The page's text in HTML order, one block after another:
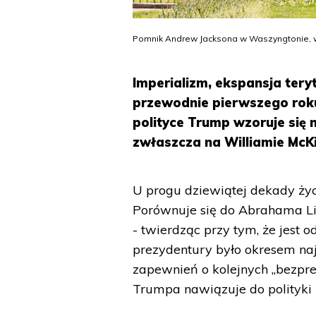
Pomnik Andrew Jacksona w Waszyngtonie,
Imperializm, ekspansja
przewodnie pierwszego
polityce Trump wzoruje się
zwłaszcza na Williamie
U progu dziewiątej dekady
Porównuje się do Abrahama
- twierdząc przy tym, że jest
prezydentury było okresem
zapewnień o kolejnych
Trumpa nawiązuje do polityki